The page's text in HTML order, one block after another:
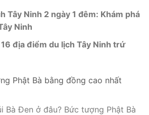
Tây Ninh 2 ngày 1 đêm: Khám phá
Ninh
16 địa điểm du lịch Tây Ninh trứ
Phật Bà bằng đồng cao nhất
Bà Đen ở đâu? Bức tượng Phật Bà